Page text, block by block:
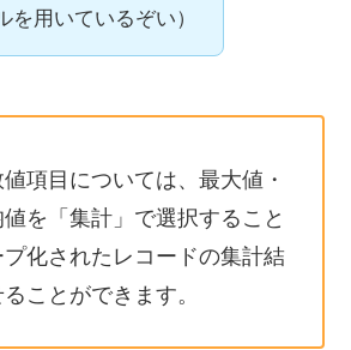
を用いているぞい）
項目については、最大値・
を「集計」で選択すること
化されたレコードの集計結
ことができます。